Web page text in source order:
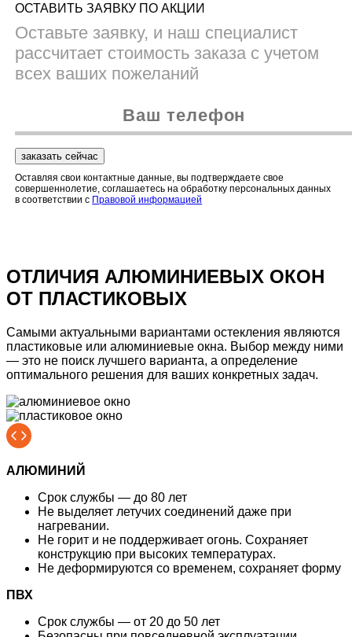
ОСТАВИТЬ ЗАЯВКУ ПО АКЦИИ
Оставьте заявку, и наш специалист
рассчитает стоимость заказа с учетом
всех ваших пожеланий
заказать сейчас
Оставляя свои контактные данные, вы подтверждаете свое
совершеннолетие, соглашаетесь на обработку персональных данных
в соответствии с Правовой информацией
ОТЛИЧИЯ АЛЮМИНИЕВЫХ ОКОН
ОТ ПЛАСТИКОВЫХ
Самыми актуальными вариантами остекления являются
пластиковые или алюминиевые окна. Выбор между ними
— это не поиск лучшего варианта, а определение
оптимального решения для ваших конкретных задач.
АЛЮМИНИЙ
Срок службы — до 80 лет
Не выделяет летучих соединений даже при
нагревании.
Не горит и не поддерживает огонь. Сохраняет
конструкцию при высоких температурах.
Не деформируются со временем, сохраняет форму
ПВХ
Срок службы — от 20 до 50 лет